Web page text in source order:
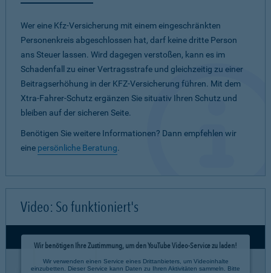
Wer eine Kfz-Versicherung mit einem eingeschränkten
Personenkreis abgeschlossen hat, darf keine dritte Person
ans Steuer lassen. Wird dagegen verstoßen, kann es im
Schadenfall zu einer Vertragsstrafe und gleichzeitig zu einer
Beitragserhöhung in der KFZ-Versicherung führen. Mit dem
Xtra-Fahrer-Schutz ergänzen Sie situativ Ihren Schutz und
bleiben auf der sicheren Seite.
Benötigen Sie weitere Informationen? Dann empfehlen wir
eine persönliche Beratung.
Video: So funktioniert's
Wir benötigen Ihre Zustimmung, um den YouTube Video-Service zu laden!
Wir verwenden einen Service eines Drittanbieters, um Videoinhalte
einzubetten. Dieser Service kann Daten zu Ihren Aktivitäten sammeln. Bitte